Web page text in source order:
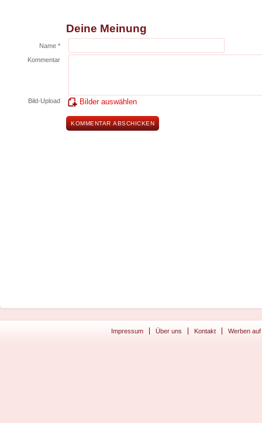
Deine Meinung
Name *
Kommentar
Bild-Upload Bilder auswählen
Impressum Über uns Kontakt Werben